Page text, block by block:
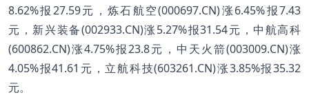
8.62%报27.59元，炼石航空(000697.CN)涨6.45%报7.43
元，新兴装备(002933.CN)涨5.27%报31.54元，中航高科
(600862.CN)涨4.75%报23.8元，中天火箭(003009.CN)涨
4.05%报41.61元，立航科技(603261.CN)涨3.85%报35.32
元。